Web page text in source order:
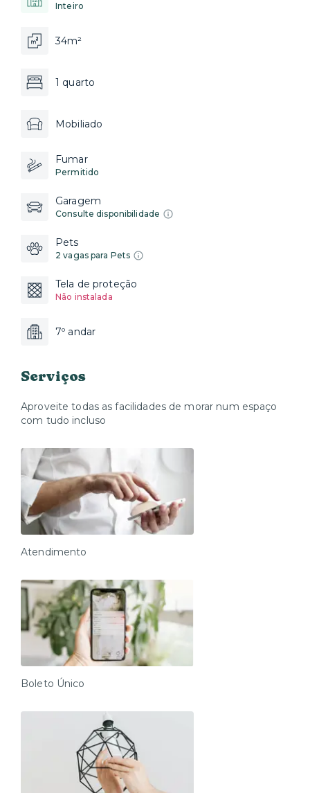
Inteiro
34m²
1 quarto
Mobiliado
Fumar
Permitido
Garagem
Consulte disponibilidade
Pets
2 vagas para Pets
Tela de proteção
Não instalada
7º andar
Serviços
Aproveite todas as facilidades de morar num espaço
com tudo incluso
Atendimento
Boleto Único